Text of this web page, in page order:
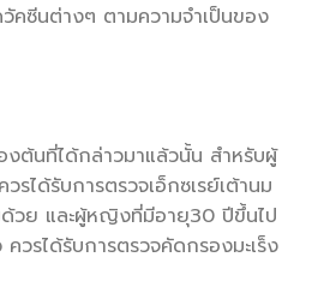
คซีนต่างๆ ตามความจำเป็นของ
งต้นที่ได้กล่าวมาแล้วนั้น สำหรับผู้
ได้รับการตรวจเอ็กซเรย์เต้านม
ด้วย และผู้หญิงที่มีอายุ30 ปีขึ้นไป
วรได้รับการตรวจคัดกรองมะเร็ง